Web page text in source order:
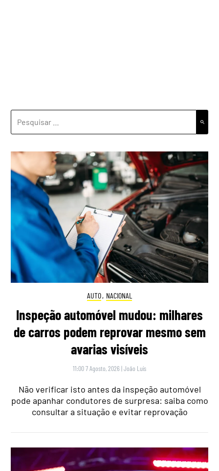
POR:
AUTO, NACIONAL
Inspeção automóvel mudou: milhares
de carros podem reprovar mesmo sem
avarias visíveis
11:00 7 Agosto, 2026 |João Luís
Não verificar isto antes da inspeção automóvel
pode apanhar condutores de surpresa: saiba como
consultar a situação e evitar reprovação